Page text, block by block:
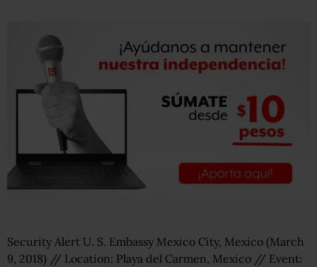
Security Alert U. S. Embassy Mexico City, Mexico (March
9, 2018) // Location: Playa del Carmen, Mexico // Event: